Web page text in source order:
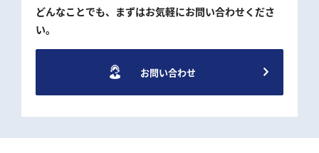
どんなことでも、まずはお気軽にお問い合わせくださ
い。
お問い合わせ